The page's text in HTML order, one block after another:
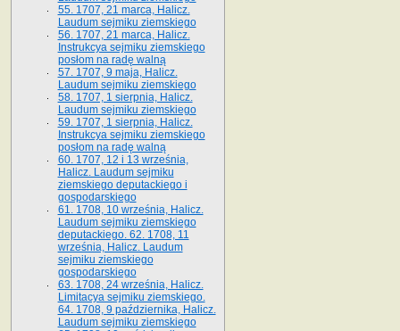
55. 1707, 21 marca, Halicz.
Laudum sejmiku ziemskiego
56. 1707, 21 marca, Halicz.
Instrukcya sejmiku ziemskiego
posłom na radę walną
57. 1707, 9 maja, Halicz.
Laudum sejmiku ziemskiego
58. 1707, 1 sierpnia, Halicz.
Laudum sejmiku ziemskiego
59. 1707, 1 sierpnia, Halicz.
Instrukcya sejmiku ziemskiego
posłom na radę walną
60. 1707, 12 i 13 września,
Halicz. Laudum sejmiku
ziemskiego deputackiego i
gospodarskiego
61. 1708, 10 września, Halicz.
Laudum sejmiku ziemskiego
deputackiego. 62. 1708, 11
września, Halicz. Laudum
sejmiku ziemskiego
gospodarskiego
63. 1708, 24 września, Halicz.
Limitacya sejmiku ziemskiego.
64. 1708, 9 października, Halicz.
Laudum sejmiku ziemskiego